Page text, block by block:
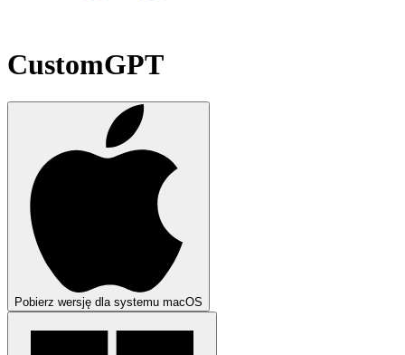
CustomGPT
Pobierz wersję dla systemu macOS